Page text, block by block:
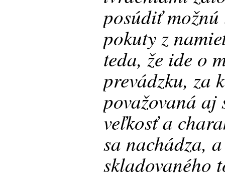
posúdiť
pokuty z
teda, že ide o
prevádzku, za
považovaná
veľkosť a
sa nachádza,
skladovaného